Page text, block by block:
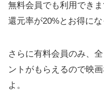
無料会員でも利用でき
還元率が20%とお得にな
さらに有料会員のみ、
ントがもらえるので映
よ。